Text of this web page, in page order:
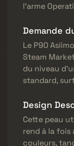
l’arme
Demande
Le P90
Steam
du niveau
standard,
Design
Cette peau
rend à la fois
couleurs,